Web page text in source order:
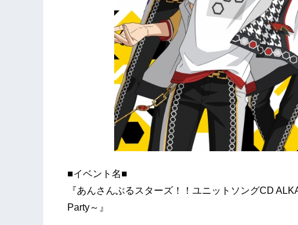
■イベント名■
『あんさんぶるスターズ！！ユニットソングCD
Party～』